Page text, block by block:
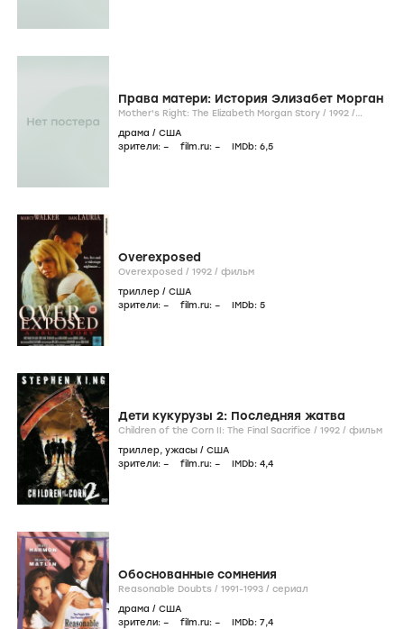
Права матери: История Элизабет Морган
Mother's Right: The Elizabeth Morgan Story / 1992 /
драма / США
зрители: – film.ru: – IMDb: 6,5
Overexposed
Overexposed / 1992 / фильм
триллер / США
зрители: – film.ru: – IMDb: 5
Дети кукурузы 2: Последняя жатва
Children of the Corn II: The Final Sacrifice / 1992 / фильм
триллер, ужасы / США
зрители: – film.ru: – IMDb: 4,4
Обоснованные сомнения
Reasonable Doubts / 1991-1993 / сериал
драма / США
зрители: – film.ru: – IMDb: 7,4